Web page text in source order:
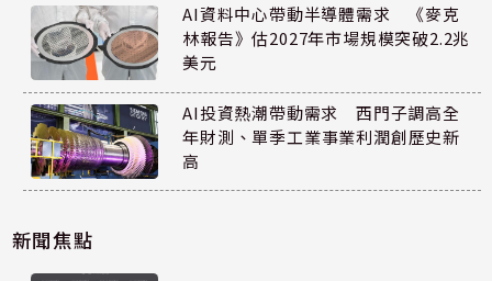
AI資料中心帶動半導體需求 《麥克
林報告》估2027年市場規模突破2.2兆
美元
AI投資熱潮帶動需求 西門子調高全
年財測、單季工業事業利潤創歷史新
高
新聞焦點